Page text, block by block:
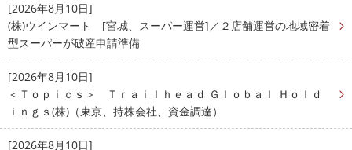
[2026年8月10日]
(株)ウインマート [宮城、スーパー運営]／２店舗運営の地域密着
型スーパーが破産申請準備
[2026年8月10日]
＜Ｔｏｐｉｃｓ＞ Ｔｒａｉｌｈｅａｄ Ｇｌｏｂａｌ Ｈｏｌｄ
ｉｎｇｓ(株)（東京、持株会社、資金調達）
[2026年8月10日]